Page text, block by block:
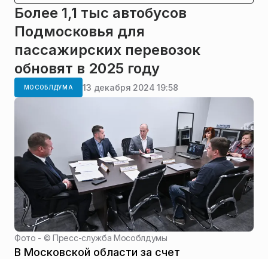
Более 1,1 тыс автобусов
Подмосковья для
пассажирских перевозок
обновят в 2025 году
МОСОБЛДУМА 13 декабря 2024 19:58
Фото - ©Пресс-служба Мособлдумы
В Московской области за счет